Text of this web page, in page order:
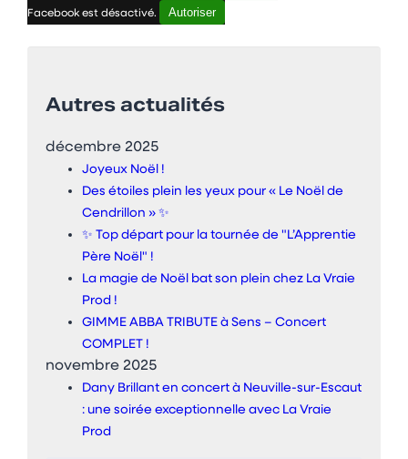
Facebook est désactivé. Autoriser
Autres actualités
décembre 2025
Joyeux Noël !
Des étoiles plein les yeux pour « Le Noël de
Cendrillon » ✨
✨ Top départ pour la tournée de "L’Apprentie
Père Noël" !
La magie de Noël bat son plein chez La Vraie
Prod !
GIMME ABBA TRIBUTE à Sens – Concert
COMPLET !
novembre 2025
Dany Brillant en concert à Neuville-sur-Escaut
: une soirée exceptionnelle avec La Vraie
Prod